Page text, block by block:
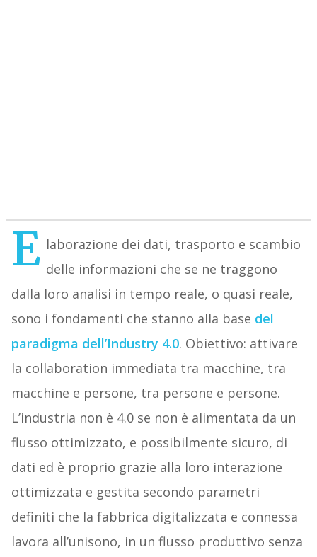
E laborazione dei dati, trasporto e scambio
delle informazioni che se ne traggono
dalla loro analisi in tempo reale, o quasi reale,
sono i fondamenti che stanno alla base del
paradigma dell’Industry 4.0. Obiettivo: attivare
la collaboration immediata tra macchine, tra
macchine e persone, tra persone e persone.
L’industria non è 4.0 se non è alimentata da un
flusso ottimizzato, e possibilmente sicuro, di
dati ed è proprio grazie alla loro interazione
ottimizzata e gestita secondo parametri
definiti che la fabbrica digitalizzata e connessa
lavora all’unisono, in un flusso produttivo senza